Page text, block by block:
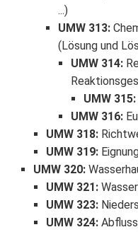
...)
UMW 313:
(Lösung und
UMW 314:
UMW 315:
UMW 316:
UMW 318:
UMW 319:
UMW 320:
UMW 321:
UMW 323:
UMW 324: